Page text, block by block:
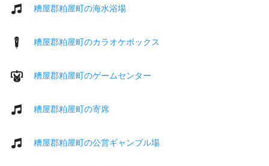
糟屋郡粕屋町の海水浴場
糟屋郡粕屋町のカラオケボックス
糟屋郡粕屋町のゲームセンター
糟屋郡粕屋町の寄席
糟屋郡粕屋町の公営ギャンブル場